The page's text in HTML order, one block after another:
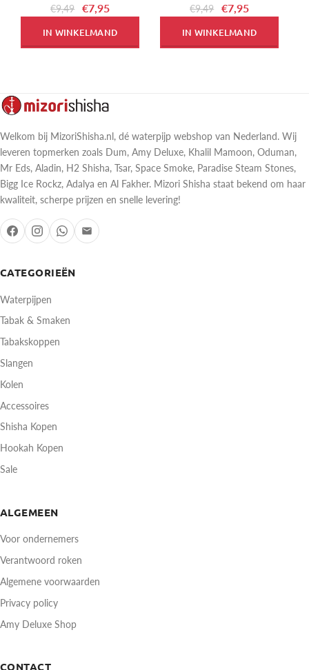
€9,49 €7,95
IN WINKELMAND
€9,49 €7,95
IN WINKELMAND
CATEGORIEËN
Waterpijpen
Tabak & Smaken
Tabakskoppen
Slangen
Kolen
Accessoires
Shisha Kopen
Hookah Kopen
Sale
ALGEMEEN
Voor ondernemers
Verantwoord roken
Algemene voorwaarden
Privacy policy
Amy Deluxe Shop
CONTACT
Welkom bij MizoriShisha.nl, dé waterpijp webshop van Nederland. Wij
leveren topmerken zoals Dum, Amy Deluxe, Khalil Mamoon, Oduman,
Mr Eds, Aladin, H2 Shisha, Tsar, Space Smoke, Paradise Steam Stones,
Bigg Ice Rockz, Adalya en Al Fakher. Mizori Shisha staat bekend om haar
kwaliteit, scherpe prijzen en snelle levering!